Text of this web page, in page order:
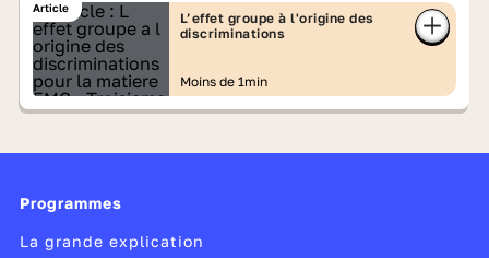
Article
L’effet groupe à l'origine des
discriminations
Moins de 1min
Programmes
La grande explication